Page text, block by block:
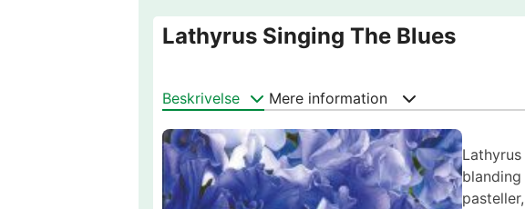
Lathyrus Singing The Blues
Beskrivelse Mere information